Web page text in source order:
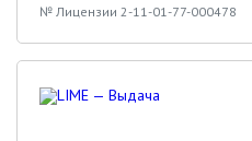
№ Лицензии 2-11-01-77-000478